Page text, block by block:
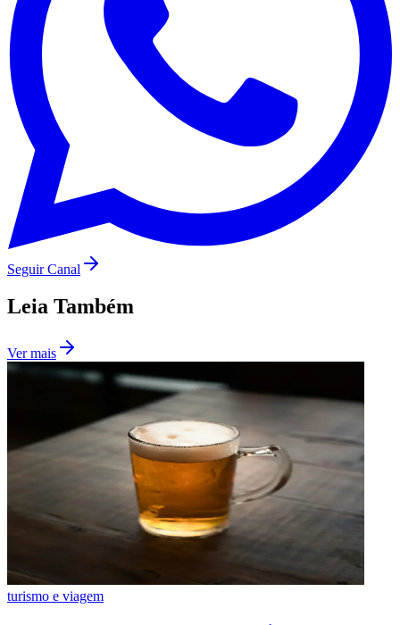
Fluminense
Seguir Canal
Leia Também
Ver mais
turismo e viagem